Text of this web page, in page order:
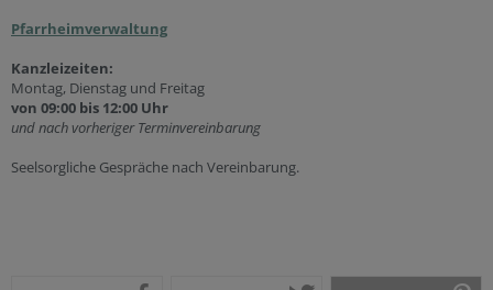
Pfarrheimverwaltung
Kanzleizeiten:
Montag, Dienstag und Freitag
von 09:00 bis 12:00 Uhr
und nach vorheriger Terminvereinbarung
Seelsorgliche Gespräche nach Vereinbarung.